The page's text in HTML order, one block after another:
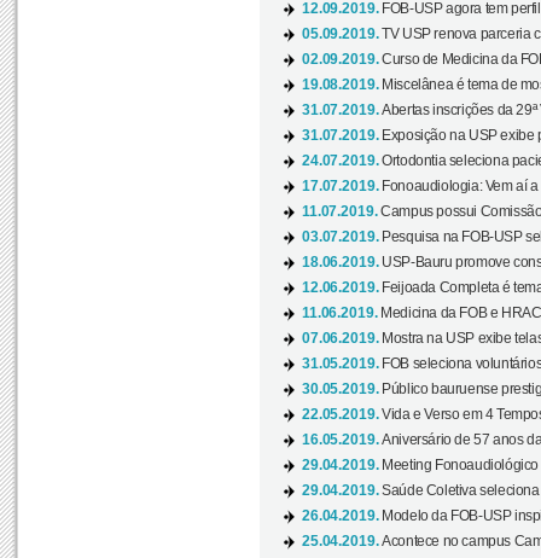
12.09.2019. FOB-USP agora tem
05.09.2019.TV USP renova parceria
02.09.2019.Curso de Medicina da
19.08.2019. Miscelânea é tema de
31.07.2019.Abertas inscrições da 29ª
31.07.2019. Exposição na USP exibe
24.07.2019.Ortodontia seleciona
17.07.2019. Fonoaudiologia: Vem aí
11.07.2019.Campus possui
03.07.2019. Pesquisa na FOB-USP
18.06.2019. USP-Bauru promove
12.06.2019. Feijoada Completa é
11.06.2019. Medicina da FOB e
07.06.2019. Mostra na USP exibe
31.05.2019. FOB seleciona
30.05.2019. Público bauruense
22.05.2019.Vida e Verso em 4
16.05.2019.Aniversário de 57 anos
29.04.2019. Meeting
29.04.2019.Saúde Coletiva
26.04.2019. Modelo da FOB-USP
25.04.2019.Acontece no campus